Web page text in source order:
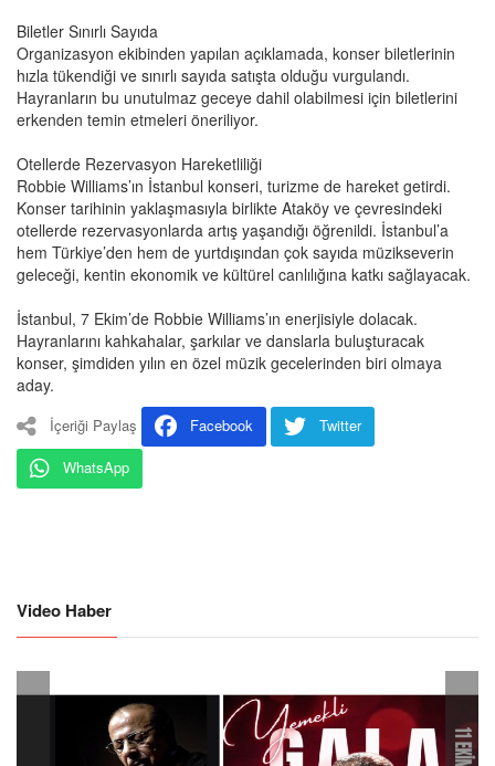
Biletler Sınırlı Sayıda
Organizasyon ekibinden yapılan açıklamada, konser biletlerinin
hızla tükendiği ve sınırlı sayıda satışta olduğu vurgulandı.
Hayranların bu unutulmaz geceye dahil olabilmesi için biletlerini
erkenden temin etmeleri öneriliyor.
Otellerde Rezervasyon Hareketliliği
Robbie Williams’ın İstanbul konseri, turizme de hareket getirdi.
Konser tarihinin yaklaşmasıyla birlikte Ataköy ve çevresindeki
otellerde rezervasyonlarda artış yaşandığı öğrenildi. İstanbul’a
hem Türkiye’den hem de yurtdışından çok sayıda müzikseverin
geleceği, kentin ekonomik ve kültürel canlılığına katkı sağlayacak.
İstanbul, 7 Ekim’de Robbie Williams’ın enerjisiyle dolacak.
Hayranlarını kahkahalar, şarkılar ve danslarla buluşturacak
konser, şimdiden yılın en özel müzik gecelerinden biri olmaya
aday.
İçeriği Paylaş Facebook
Twitter
WhatsApp
Video Haber